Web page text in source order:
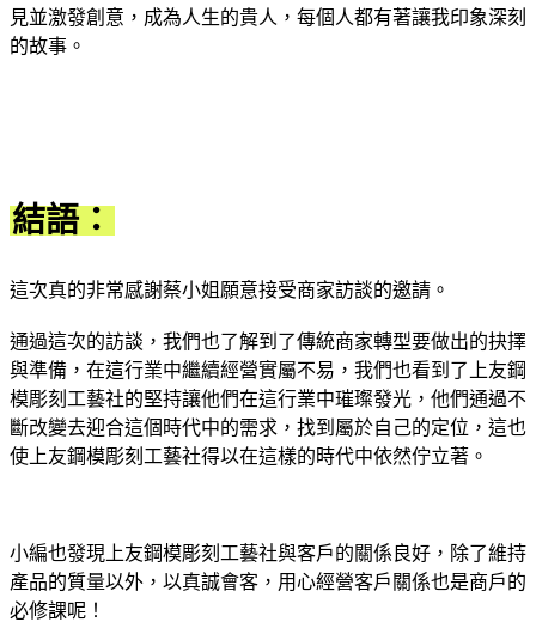
見並激發創意，成為人生的貴人，每個人都有著讓我印象深刻
的故事。
結語：
這次真的非常感謝蔡小姐願意接受商家訪談的邀請。
通過這次的訪談，我們也了解到了傳統商家轉型要做出的抉擇
與準備，在這行業中繼續經營實屬不易，我們也看到了上友鋼
模彫刻工藝社的堅持讓他們在這行業中璀璨發光，他們通過不
斷改變去迎合這個時代中的需求，找到屬於自己的定位，這也
使上友鋼模彫刻工藝社得以在這樣的時代中依然佇立著。
小編也發現上友鋼模彫刻工藝社與客戶的關係良好，除了維持
產品的質量以外，以真誠會客，用心經營客戶關係也是商戶的
必修課呢！